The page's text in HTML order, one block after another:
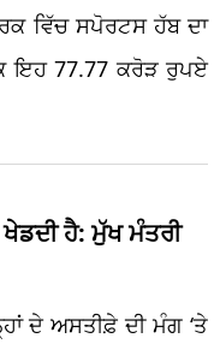
ਵਿੱਚ ਸਪੋਰਟਸ ਹੱਬ ਦਾ
ਇਹ 77.77 ਕਰੋੜ ਰੁਪਏ
ਖੇਡਦੀ ਹੈ: ਮੁੱਖ ਮੰਤਰੀ
ਦੇ ਅਸਤੀਫ਼ੇ ਦੀ ਮੰਗ ‘ਤੇ